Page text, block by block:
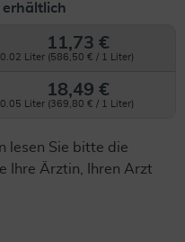
erhältlich
11,73 €
0.02 Liter (586,50 € / 1 Liter)
18,49 €
0.05 Liter (369,80 € / 1 Liter)
lesen Sie bitte die
Ihre Ärztin, Ihren Arzt